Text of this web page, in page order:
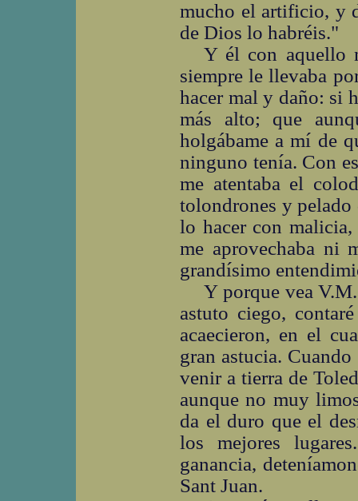
mucho el artificio, y
de Dios lo habréis."
Y él con aquello
siempre le llevaba
hacer mal y daño: si
más alto; que
holgábame a mí de
ninguno tenía. Con
me atentaba el
tolondrones y pelado
lo hacer con
me aprovechaba ni
grandísimo
Y porque vea
astuto ciego,
acaecieron, en el
gran astucia.
venir a tierra de
aunque no muy
da el duro que el
los mejores
ganancia,
Sant Juan.